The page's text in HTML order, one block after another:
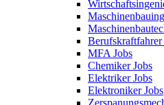
Berufskraftfahrer
MFA Jobs
Chemiker Jobs
Elektriker Jobs
Elektroniker Jobs